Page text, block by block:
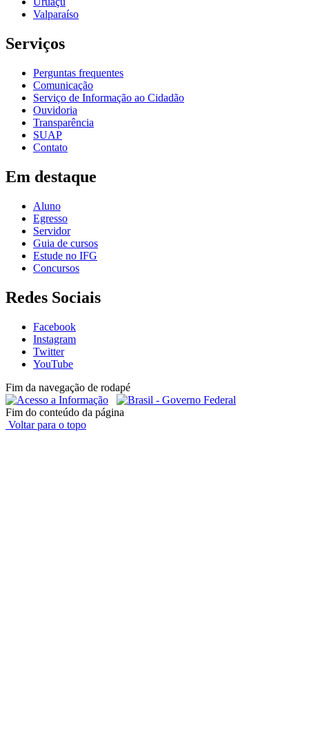
Valparaíso
Serviços
Perguntas frequentes
Comunicação
Serviço de Informação ao Cidadão
Ouvidoria
Transparência
SUAP
Contato
Em destaque
Aluno
Egresso
Servidor
Guia de cursos
Estude no IFG
Concursos
Redes Sociais
Facebook
Instagram
Twitter
YouTube
Fim da navegação de rodapé
Fim do conteúdo da página
Voltar para o topo